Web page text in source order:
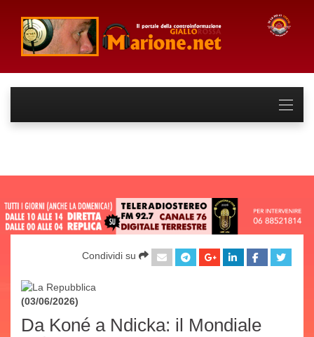
Condividi su
(03/06/2026)
Da Koné a Ndicka: il Mondiale